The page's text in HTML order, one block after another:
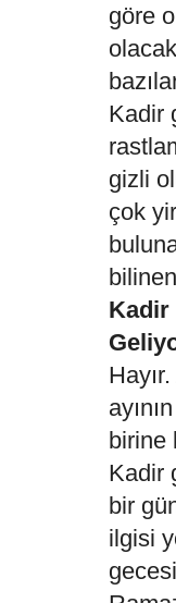
göre
Kadir
gizli
çok
Kadir
birine
Kadir
bir
ilgisi